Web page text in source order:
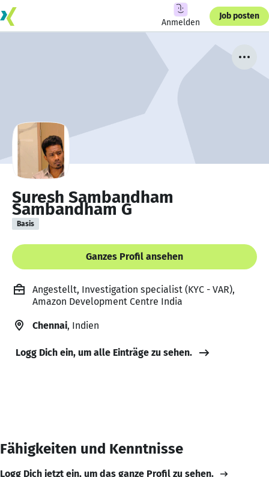
Anmelden
Job posten
Suresh Sambandham
Sambandham G
Basis
Ganzes Profil ansehen
Angestellt, Investigation specialist (KYC - VAR),
Amazon Development Centre India
Chennai, Indien
Logg Dich ein, um alle Einträge zu sehen.
Fähigkeiten und Kenntnisse
Logg Dich jetzt ein, um das ganze Profil zu sehen.